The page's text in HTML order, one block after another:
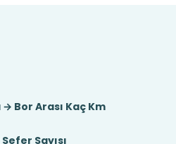
Bor Arası Kaç Km
Sayısı